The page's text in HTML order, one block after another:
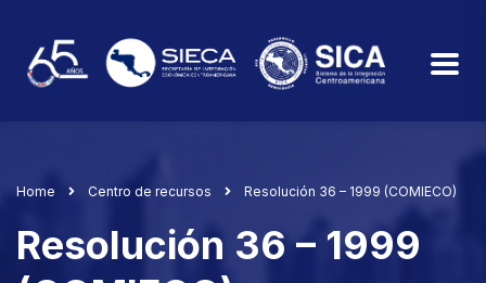
Home Centro de recursos Resolución 36 – 1999 (COMIECO)
Resolución 36 – 1999